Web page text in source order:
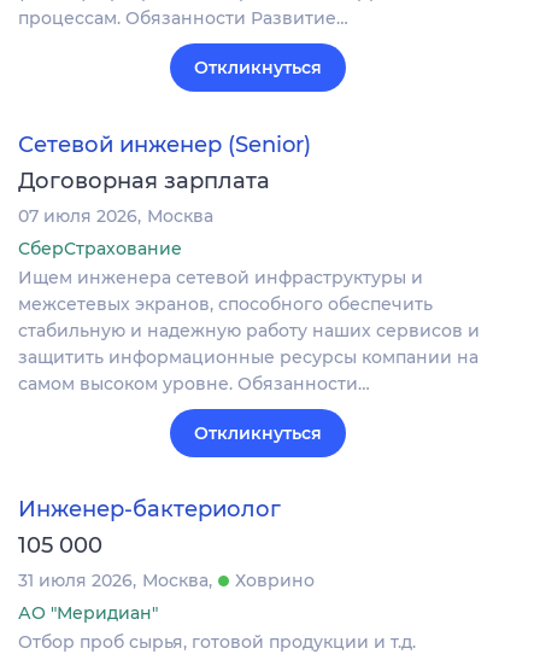
процессам. Обязанности Развитие…
Откликнуться
Сетевой инженер (Senior)
Договорная зарплата
07 июля 2026 Москва
СберСтрахование
Ищем инженера сетевой инфраструктуры и
межсетевых экранов, способного обеспечить
стабильную и надежную работу наших сервисов и
защитить информационные ресурсы компании на
самом высоком уровне. Обязанности…
Откликнуться
Инженер-бактериолог
105 000
31 июля 2026 Москва
Ховрино
АО "Меридиан"
Отбор проб сырья, готовой продукции и т.д.